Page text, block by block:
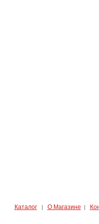
Каталог| О Магазине |